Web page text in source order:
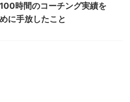
時間のコーチング実績を
に手放したこと